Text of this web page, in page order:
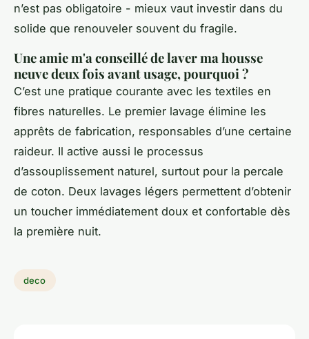
n’est pas obligatoire - mieux vaut investir dans du
solide que renouveler souvent du fragile.
Une amie m'a conseillé de laver ma housse
neuve deux fois avant usage, pourquoi ?
C’est une pratique courante avec les textiles en
fibres naturelles. Le premier lavage élimine les
apprêts de fabrication, responsables d’une certaine
raideur. Il active aussi le processus
d’assouplissement naturel, surtout pour la percale
de coton. Deux lavages légers permettent d’obtenir
un toucher immédiatement doux et confortable dès
la première nuit.
deco